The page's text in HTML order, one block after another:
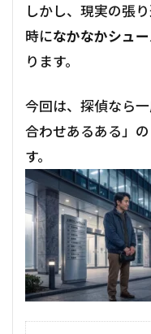
しかし、現実の張
時になかなかシュ
ります。
今回は、探偵なら
合わせあるある」
す。